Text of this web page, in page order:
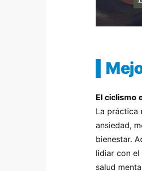
El ciclismo
La práctica
ansiedad,
bienestar.
lidiar con
salud